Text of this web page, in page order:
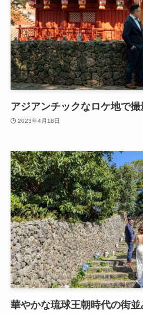
アジアンチックなロケ地で撮
2023年4月18日
華やかな琉球王朝時代の街